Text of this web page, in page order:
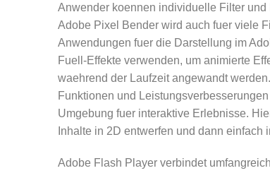
Anwender koennen individuelle Filter
Adobe Pixel Bender wird auch fuer viele
Anwendungen fuer die Darstellung im
Fuell-Effekte verwenden, um animierte
waehrend der Laufzeit angewandt
Funktionen und
Umgebung fuer interaktive Erlebnisse.
Inhalte in 2D entwerfen und dann
Adobe Flash Player verbindet